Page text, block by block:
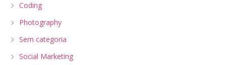
Coding
Photography
Sem categoria
Social Marketing